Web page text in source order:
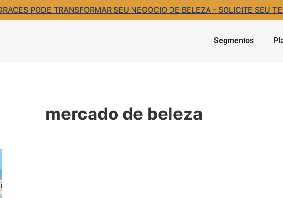
PODE TRANSFORMAR SEU NEGÓCIO DE BELEZA - SOLICITE SEU
Segmentos
mercado de beleza